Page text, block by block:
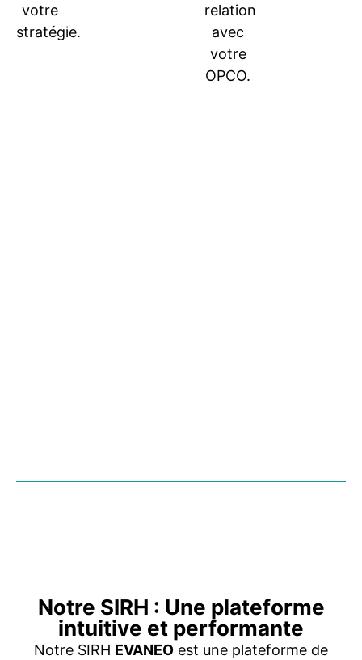
votre
stratégie.
relation
avec
votre
OPCO.
Notre SIRH : Une plateforme
intuitive et performante
Notre SIRH EVANEO est une plateforme de